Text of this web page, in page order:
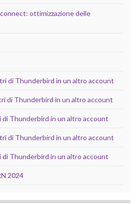
ottimizzazione delle
di Thunderbird in un altro account
di Thunderbird in un altro account
Thunderbird in un altro account
di Thunderbird in un altro account
Thunderbird in un altro account
2024